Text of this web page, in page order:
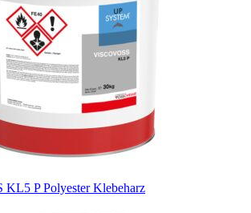
KL5 P Polyester Klebeharz